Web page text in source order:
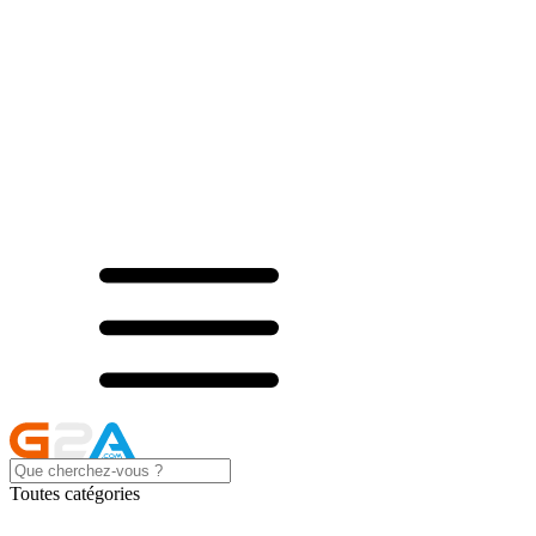
Toutes catégories